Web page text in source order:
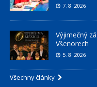
7. 8. 2026
Výjimečný
Všenorech
5. 8. 2026
Všechny články